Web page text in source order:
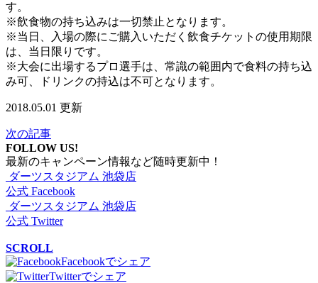
す。
※飲食物の持ち込みは一切禁止となります。
※当日、入場の際にご購入いただく飲食チケットの使用期限
は、 当日限りです。
※大会に出場するプロ選手は、常識の範囲内で食料の持ち込
み可、
ドリンクの持込は不可となります。
2018.05.01 更新
次の記事
FOLLOW US!
最新のキャンペーン情報など随時更新中！
ダーツスタジアム 池袋店
公式 Facebook
ダーツスタジアム 池袋店
公式 Twitter
SCROLL
Facebookでシェア
Twitterでシェア